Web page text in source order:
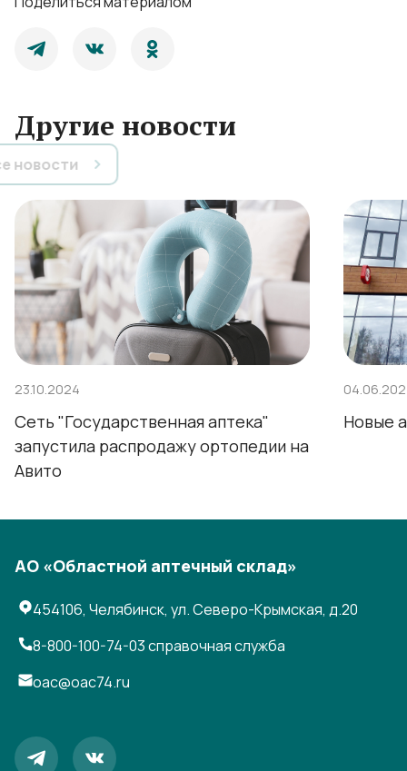
Другие новости
Все новости
23.10.2024
Сеть "Государственная аптека"
запустила распродажу ортопедии на
Авито
Новые
АО «Областной аптечный склад»
454106, Челябинск, ул. Северо-Крымская, д.20
8-800-100-74-03справочная служба
oac@oac74.ru